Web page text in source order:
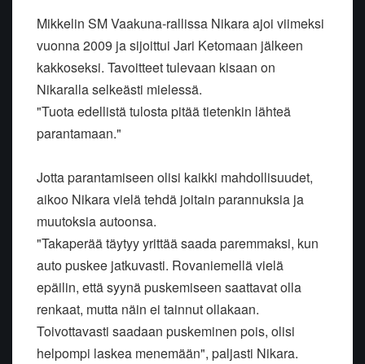
Mikkelin SM Vaakuna-rallissa Nikara ajoi viimeksi
vuonna 2009 ja sijoittui Jari Ketomaan jälkeen
kakkoseksi. Tavoitteet tulevaan kisaan on
Nikaralla selkeästi mielessä.
"Tuota edellistä tulosta pitää tietenkin lähteä
parantamaan."
Jotta parantamiseen olisi kaikki mahdollisuudet,
aikoo Nikara vielä tehdä joitain parannuksia ja
muutoksia autoonsa.
"Takaperää täytyy yrittää saada paremmaksi, kun
auto puskee jatkuvasti. Rovaniemellä vielä
epäilin, että syynä puskemiseen saattavat olla
renkaat, mutta näin ei tainnut ollakaan.
Toivottavasti saadaan puskeminen pois, olisi
helpompi laskea menemään", paljasti Nikara.